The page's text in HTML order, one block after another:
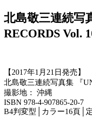
北島敬三連続写
RECORDS Vol.
【2017年1月21日発売】
北島敬三連続写真集 『
撮影地： 沖縄
ISBN 978-4-907865-20-7
B4判変型│カラー16頁│